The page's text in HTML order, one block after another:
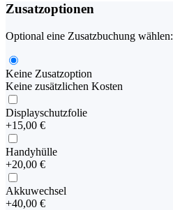
Zusatzoptionen
Optional eine Zusatzbuchung wählen:
Keine Zusatzoption
Keine zusätzlichen Kosten
Displayschutzfolie
+15,00 €
Handyhülle
+20,00 €
Akkuwechsel
+40,00 €